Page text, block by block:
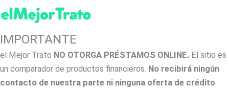
IMPORTANTE
el Mejor Trato NO OTORGA PRÉSTAMOS ONLINE. El sitio es
un comparador de productos financieros. No recibirá ningún
contacto de nuestra parte ni ninguna oferta de crédito